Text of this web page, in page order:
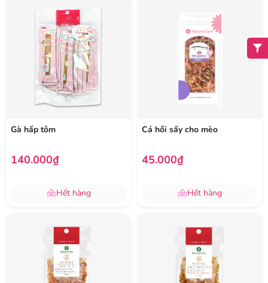
Gà hấp tôm
140.000₫
Hết hàng
Cá hồi sấy cho mèo
45.000₫
Hết hàng